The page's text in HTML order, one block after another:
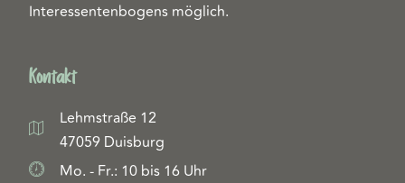
Interessentenbogens möglich.
Kontakt
Lehmstraße 12
47059 Duisburg
Mo. - Fr.: 10 bis 16 Uhr